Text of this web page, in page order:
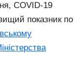
COVID-19
показник по